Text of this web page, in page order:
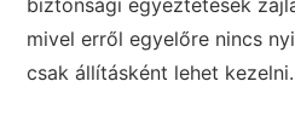
mivel erről egyelőre nincs
csak állításként lehet kezelni.